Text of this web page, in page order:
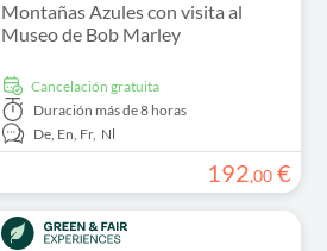
Montañas Azules con visita al
Museo de Bob Marley
cancelación gratuita
Duración más de 8 horas
De, En, Fr, Nl
192,00 €